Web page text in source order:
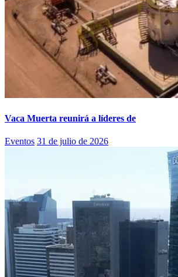
Vaca Muerta reunirá a líderes de
Eventos 31 de julio de 2026